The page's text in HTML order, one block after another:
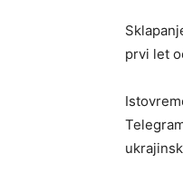
prvi let